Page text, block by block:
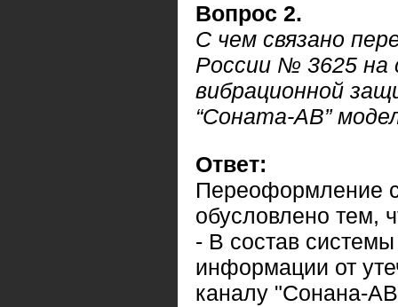
Вопрос 2.
С чем связано
России № 3625 на
вибрационной
“Соната-АВ”
Ответ:
Переоформление
обусловлено тем,
- В состав
информации от
каналу "Сонана-